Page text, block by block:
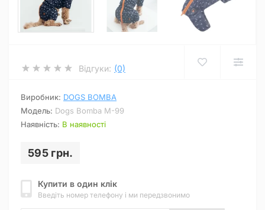
Відгуки: (0)
Виробник: DOGS BOMBA
Модель: Dogs Bomba M-99
Наявність: В наявності
595 грн.
Купити в один клік
Введіть номер телефону і ми передзвонимо